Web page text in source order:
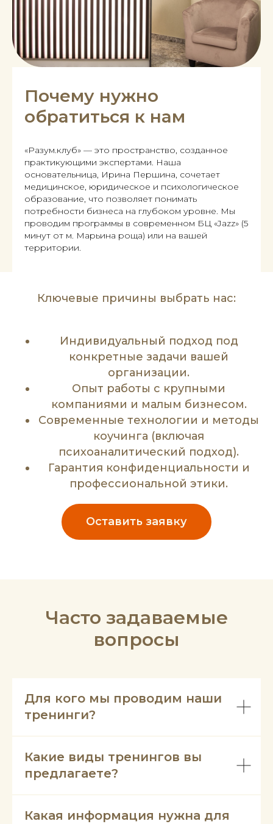
Почему нужно
обратиться к нам
«Разум.клуб» — это пространство, созданное
практикующими экспертами. Наша
основательница, Ирина Першина, сочетает
медицинское, юридическое и психологическое
образование, что позволяет понимать
потребности бизнеса на глубоком уровне. Мы
проводим программы в современном БЦ «Jazz» (5
минут от м. Марьина роща) или на вашей
территории.
Ключевые причины выбрать нас:
Индивидуальный подход под
конкретные задачи вашей
организации.
Опыт работы с крупными
компаниями и малым бизнесом.
Современные технологии и методы
коучинга (включая
психоаналитический подход).
Гарантия конфиденциальности и
профессиональной этики.
Оставить заявку
Часто задаваемые
вопросы
Для кого мы проводим наши
тренинги?
Какие виды тренингов вы
предлагаете?
Какая информация нужна для